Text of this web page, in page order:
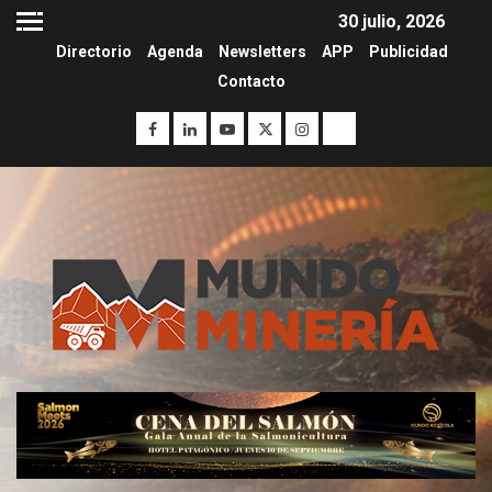
30 julio, 2026
Directorio Agenda Newsletters APP
Publicidad
Contacto
3 I+D
PIB minero impacta el
crecimiento regional: Banco
Central reporta resultados